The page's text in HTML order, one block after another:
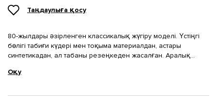
Таңдаулыға қосу
80-жылдары әзірленген классикалық жүгіру моделі. Үстіңгі
бөлігі табиғи күдері мен тоқыма материалдан, астары
синтетикадан, ал табаны резеңкеден жасалған. Аралық
ететін ENCAP® технологиясы бар EVA-дан жасалған. Бұл
қолайлы.
Оқу